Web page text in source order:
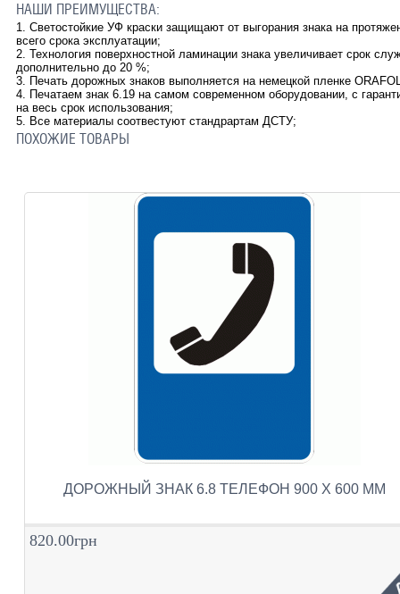
НАШИ ПРЕИМУЩЕСТВА:
1. Светостойкие УФ краски защищают от выгорания знака на
всего срока эксплуатации;
2. Технология поверхностной ламинации знака увеличивает срок
дополнительно до 20 %;
3. Печать дорожных знаков выполняется на немецкой пленке
4. Печатаем знак 6.19 на самом современном оборудовании, с
на весь срок использования;
5. Все материалы соотвестуют стандрартам ДСТУ;
ПОХОЖИЕ ТОВАРЫ
ДОРОЖНЫЙ ЗНАК 6.8 ТЕЛЕФОН 900 Х 600 ММ
820.00грн